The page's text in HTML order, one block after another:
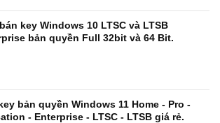
key Windows 10 LTSC và LTSB
bản quyền Full 32bit và 64 Bit.
bản quyền Windows 11 Home - Pro -
- Enterprise - LTSC - LTSB giá rẻ.